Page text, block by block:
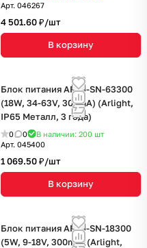
Арт. 046267
4 501.60 ₽/шт
В корзину
Блок питания ARPJ-SN-63300
(18W, 34-63V, 300mA) (Arlight,
IP65 Металл, 3 года)
0 0 В наличии: 200 шт
Арт. 045400
1 069.50 ₽/шт
В корзину
Блок питания ARPJ-SN-18300
(5W, 9-18V, 300mA) (Arlight,